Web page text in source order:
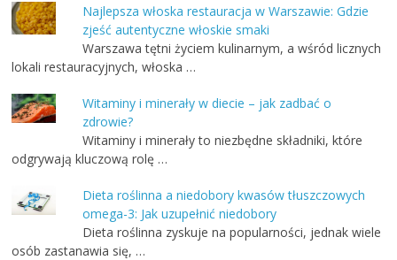
Najlepsza włoska restauracja w Warszawie: Gdzie
zjeść autentyczne włoskie smaki
Warszawa tętni życiem kulinarnym, a wśród licznych
lokali restauracyjnych, włoska …
Witaminy i minerały w diecie – jak zadbać o
zdrowie?
Witaminy i minerały to niezbędne składniki, które
odgrywają kluczową rolę …
Dieta roślinna a niedobory kwasów tłuszczowych
omega-3: Jak uzupełnić niedobory
Dieta roślinna zyskuje na popularności, jednak wiele
osób zastanawia się, …